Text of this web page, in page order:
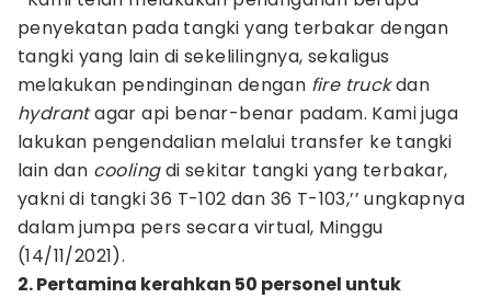
penyekatan pada tangki yang terbakar dengan
tangki yang lain di sekelilingnya, sekaligus
melakukan pendinginan dengan fire truckdan
hydrantagar api benar-benar padam. Kami juga
lakukan pengendalian melalui transfer ke tangki
lain dan coolingdi sekitar tangki yang terbakar,
yakni di tangki 36 T-102 dan 36 T-103,’’ ungkapnya
dalam jumpa pers secara virtual, Minggu
(14/11/2021).
2. Pertamina kerahkan 50 personel untuk